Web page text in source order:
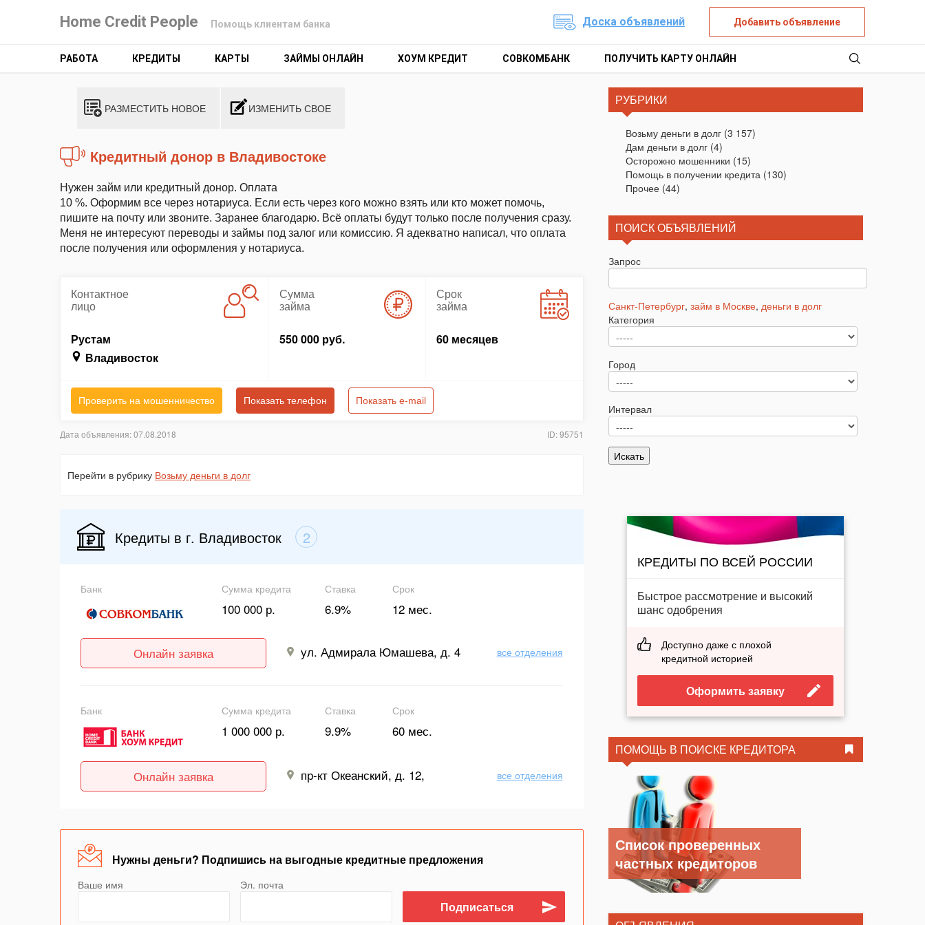
Home Credit People Помощь клиентам банка Доска объявлений Добавить объявление
РАБОТА КРЕДИТЫ КАРТЫ ЗАЙМЫ ОНЛАЙН ХОУМ КРЕДИТ СОВКОМБАНК ПОЛУЧИТЬ КАРТУ ОНЛАЙН
РАЗМЕСТИТЬ НОВОЕ ИЗМЕНИТЬ СВОЕ
Кредитный донор в Владивостоке
Нужен займ или кредитный донор. Оплата
10 %. Оформим все через нотариуса. Если есть через кого можно взять или кто может помочь,
пишите на почту или звоните. Заранее благодарю. Всё оплаты будут только после получения сразу.
Меня не интересуют переводы и займы под залог или комиссию. Я адекватно написал, что оплата
после получения или оформления у нотариуса.
Контактное
лицо
Рустам
Владивосток
Сумма
займа
550 000 руб.
Срок
займа
60 месяцев
Проверить на мошенничество Показать телефон Показать e-mail
Дата объявления: 07.08.2018 ID: 95751
Перейти в рубрику Возьму деньги в долг
Кредиты в г. Владивосток 2
Банк Сумма кредита
100 000 р.
Ставка
6.9%
Срок
12 мес.
Онлайн заявка ул. Адмирала Юмашева, д. 4 все отделения
Банк Сумма кредита
1 000 000 р.
Ставка
9.9%
Срок
60 мес.
Онлайн заявка пр-кт Океанский, д. 12, все отделения
Нужны деньги? Подпишись на выгодные кредитные предложения
Ваше имя Эл. почта
РУБРИКИ
Возьму деньги в долг(3 157)
Дам деньги в долг(4)
Осторожно мошенники (15)
Помощь в получении кредита(130)
Прочее(44)
ПОИСК ОБЪЯВЛЕНИЙ
Запрос
Санкт-Петербург, займ в Москве, деньги в долг
Категория
Город
Интервал
КРЕДИТЫ ПО ВСЕЙ РОССИИ
Быстрое рассмотрение и высокий
шанс одобрения
Доступно даже с плохой
кредитной историей
Оформить заявку
ПОМОЩЬ В ПОИСКЕ КРЕДИТОРА
Список проверенных
частных кредиторов